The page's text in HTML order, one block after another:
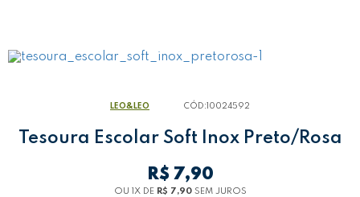
LEO&LEO CÓD: 10024592
Tesoura Escolar Soft Inox Preto/Rosa
R$ 7,90
OU 1XDE R$ 7,90SEM JUROS